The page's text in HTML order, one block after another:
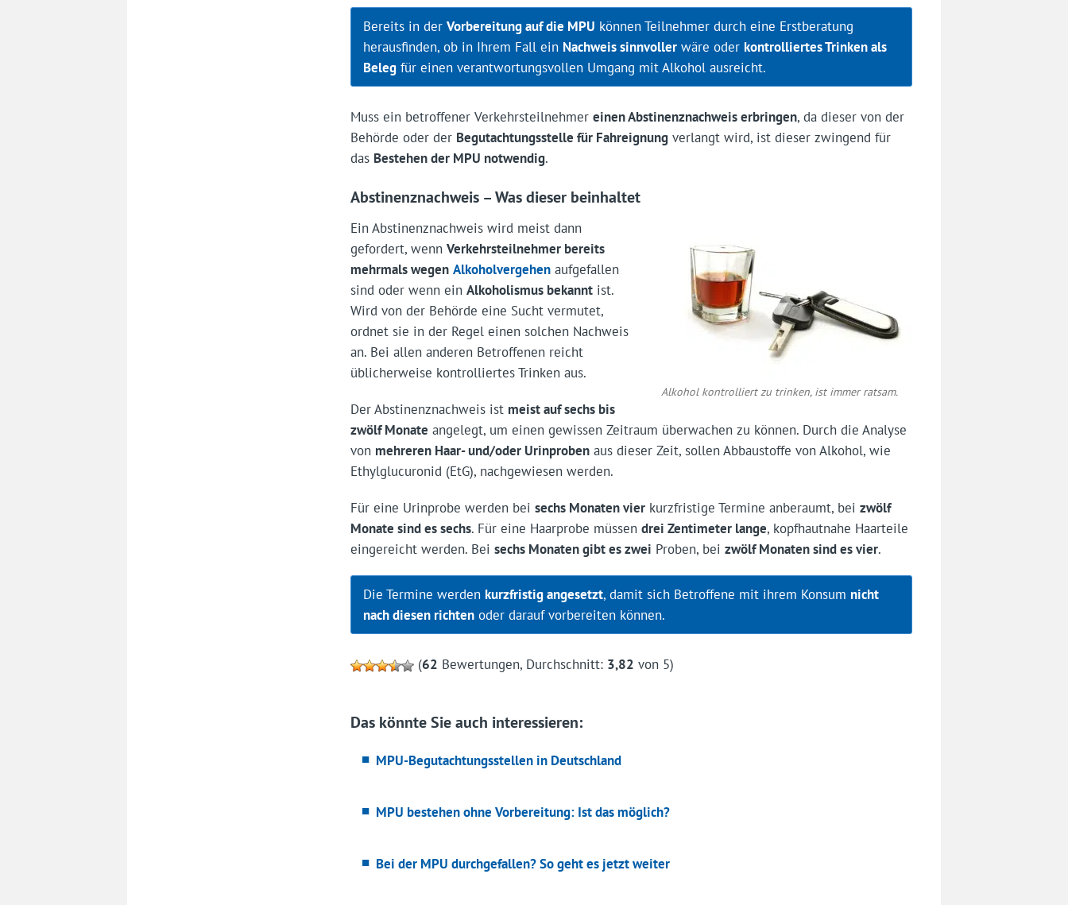
Bereits in der Vorbereitung auf die MPU können Teilnehmer durch eine Erstberatung
herausfinden, ob in Ihrem Fall ein Nachweis sinnvollerwäre oder kontrolliertes Trinken als
Belegfür einen verantwortungsvollen Umgang mit Alkohol ausreicht.
Muss ein betroffener Verkehrsteilnehmer einen Abstinenznachweis erbringen, da dieser von der
Behörde oder der Begutachtungsstelle für Fahreignungverlangt wird, ist dieser zwingend für
das Bestehen der MPU notwendig.
Abstinenznachweis – Was dieser beinhaltet
Alkohol kontrolliert zu trinken, ist immer ratsam.
Ein Abstinenznachweis wird meist dann
gefordert, wenn Verkehrsteilnehmer bereits
mehrmals wegen Alkoholvergehenaufgefallen
sind oder wenn ein Alkoholismus bekanntist.
Wird von der Behörde eine Sucht vermutet,
ordnet sie in der Regel einen solchen Nachweis
an. Bei allen anderen Betroffenen reicht
üblicherweise kontrolliertes Trinken aus.
Der Abstinenznachweis ist meist auf sechs bis
zwölf Monate angelegt, um einen gewissen Zeitraum überwachen zu können. Durch die Analyse
von mehreren Haar- und/oder Urinprobenaus dieser Zeit, sollen Abbaustoffe von Alkohol, wie
Ethylglucuronid (EtG), nachgewiesen werden.
Für eine Urinprobe werden bei sechs Monaten vierkurzfristige Termine anberaumt, bei zwölf
Monate sind es sechs. Für eine Haarprobe müssen drei Zentimeter lange, kopfhautnahe Haarteile
eingereicht werden. Bei sechs Monaten gibt es zwei Proben, bei zwölf Monaten sind es vier.
Die Termine werden kurzfristig angesetzt, damit sich Betroffene mit ihrem Konsum nicht
nach diesen richtenoder darauf vorbereiten können.
(62 Bewertungen, Durchschnitt: 3,82 von 5)
Das könnte Sie auch interessieren:
MPU-Begutachtungsstellen in Deutschland
MPU bestehen ohne Vorbereitung: Ist das möglich?
Bei der MPU durchgefallen? So geht es jetzt weiter